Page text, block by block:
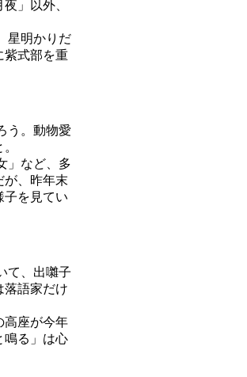
」以外、
星明かりだ
紫式部を重
う。動物愛
」など、多
が、昨年末
子を見てい
て、出囃子
落語家だけ
高座が今年
鳴る」は心